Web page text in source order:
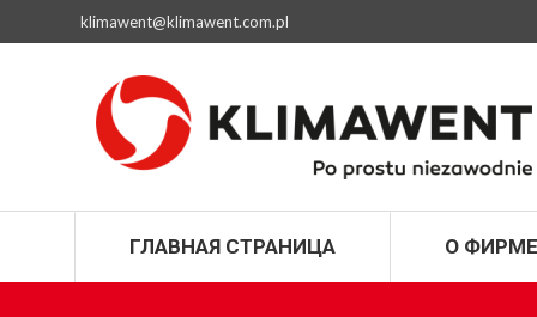
klimawent@klimawent.com.pl
ГЛАВНАЯ СТРАНИЦА О ФИРМЕ